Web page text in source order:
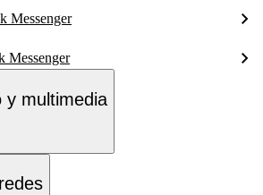
Messenger
Messenger
y multimedia